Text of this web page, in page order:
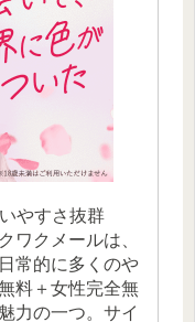
やすさ抜群
ワクメールは、
常的に多くのや
料＋女性完全無
力の一つ。サイ